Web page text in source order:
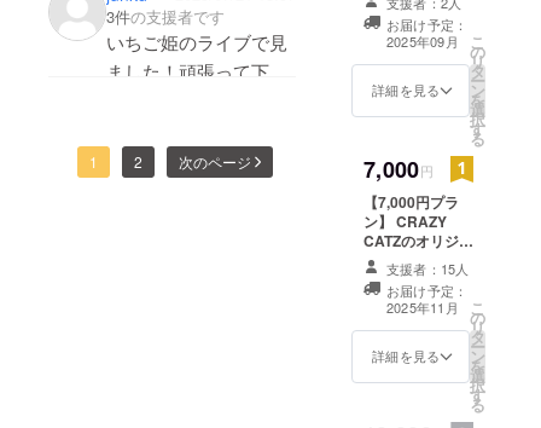
3件の支援者です
いちご姫のライブで見
ました！頑張って下さ
1 2 次のページ
方法：メールに
URLを記載しま
す。備考欄にご
希望のお名前を
ご入力くださ
バー（動画） 提
供方法：メール
にURLを記載し
ます。備考欄に
リクエスト曲を
ご入力くださ
い。 ③CRAZY
CATZの楽曲
『FANCATZY』
のMVにエキスト
ラ出演※サーカス
の観客役
は、どこか魅惑
お届け予定：
2025年09月
詳細を見る
こ
の
リ
タ
ー
ン
を
選
択
す
る
7,000円
【7,000円プラ
ン】 CRAZY
CATZのオリジナ
ルTシャツ＋ポス
ターカレンダー
を提供！ ・T
シャツサイズは
サイズ展開は
S、M、L、2L、
支援者：15人
お届け予定：
2025年11月
詳細を見る
こ
の
リ
タ
ー
ン
を
選
択
す
る